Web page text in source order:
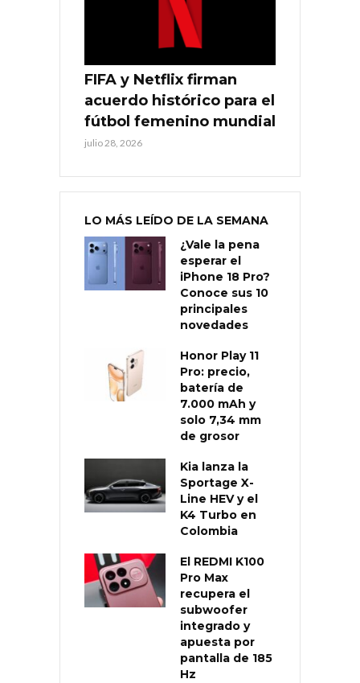
FIFA y Netflix firman
acuerdo histórico para el
fútbol femenino mundial
julio 28, 2026
LO MÁS LEÍDO DE LA SEMANA
¿Vale la pena
esperar el
iPhone 18 Pro?
Conoce sus 10
principales
novedades
Honor Play 11
Pro: precio,
batería de
7.000 mAh y
solo 7,34 mm
de grosor
Kia lanza la
Sportage X-
Line HEV y el
K4 Turbo en
Colombia
El REDMI K100
Pro Max
recupera el
subwoofer
integrado y
apuesta por
pantalla de 185
Hz